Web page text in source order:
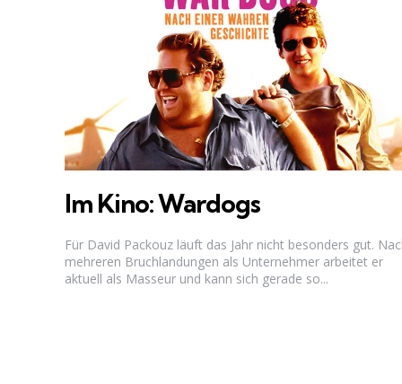
Im Kino: Wardogs
Für David Packouz läuft das Jahr nicht besonders gut.
mehreren Bruchlandungen als Unternehmer arbeitet er
aktuell als Masseur und kann sich gerade so...